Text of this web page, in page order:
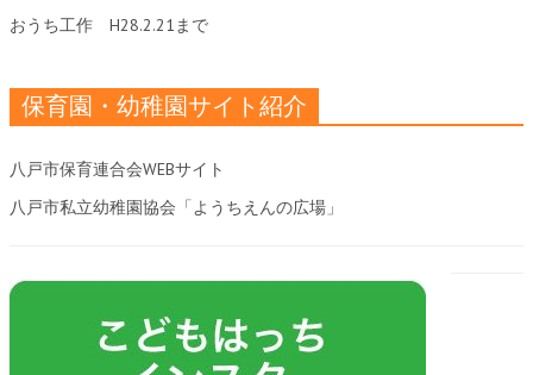
おうち工作 H28.2.21まで
保育園・幼稚園サイト紹介
八戸市保育連合会WEBサイト
八戸市私立幼稚園協会「ようちえんの広場」